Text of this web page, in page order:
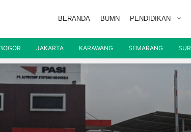
BERANDA BUMN PENDIDIKAN
BOGOR JAKARTA KARAWANG SEMARANG